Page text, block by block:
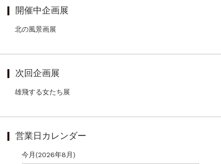
開催中企画展
北の風景画展
次回企画展
雄飛する女たち展
営業日カレンダー
今月(2026年8月)